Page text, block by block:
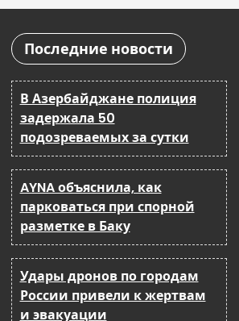
Последние новости
В Азербайджане полиция
задержала 50
подозреваемых за сутки
AYNA объяснила, как
парковаться при спорной
разметке в Баку
Удары дронов по городам
России привели к жертвам
и эвакуации